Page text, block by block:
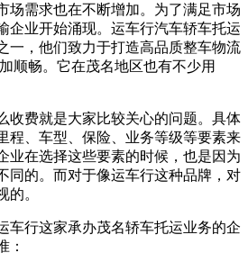
场需求也在不断增加。为了满足市场
企业开始涌现。运车行汽车轿车托运
一，他们致力于打造高品质整车物流
顺畅。它在茂名地区也有不少用
收费就是大家比较关心的问题。具体
程、车型、保险、业务等级等要素来
业在选择这些要素的时候，也是因为
同的。而对于像运车行这种品牌，对
的。
车行这家承办茂名轿车托运业务的企
：